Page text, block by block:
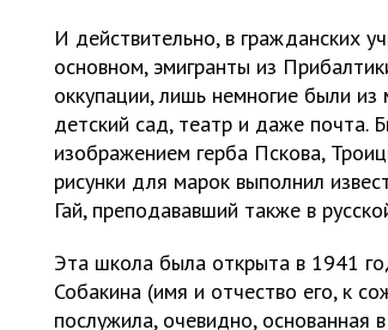
И действительно, в гражданских
основном, эмигранты из
оккупации, лишь немногие были
детский сад, театр и даже почта.
изображением герба Пскова,
рисунки для марок выполнил
Гай, преподававший также в
Эта школа была открыта в 1941
Собакина (имя и отчество его, к
послужила, очевидно, основанная